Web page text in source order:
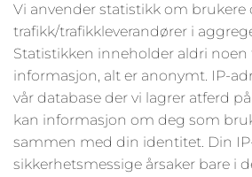
Vi anvender statistikk om brukere
trafikk/trafikkleverandører i
Statistikken inneholder aldri
informasjon, alt er anonymt. IP-
vår database der vi lagrer atferd
kan informasjon om deg som
sammen med din identitet. Din
sikkerhetsmessige årsaker bare i